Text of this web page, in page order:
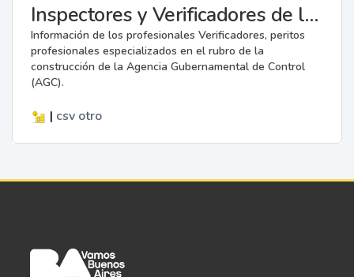
Inspectores y Verificadores de la AGC
Información de los profesionales Verificadores, peritos
profesionales especializados en el rubro de la
construcción de la Agencia Gubernamental de Control
(AGC).
| csv otro